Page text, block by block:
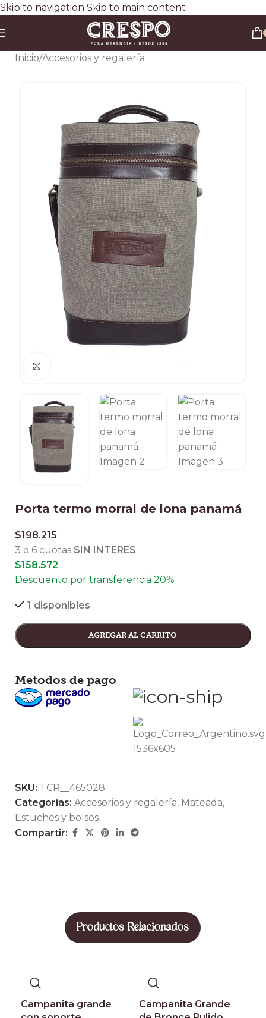
Skip to navigation Skip to main content
Envío gratis a todo el país en compras superiores a $90.000 por Correo Argentino (No
válido en herraduras y clavos)
3 y 6 cuotas sin interés
Descuento ESPECIAL por transferencia bancaria 20%
Inicio/Accesorios y regalería
Porta termo morral de lona panamá
$198.215
3 o 6 cuotas SIN INTERES
$158.572
Descuento por transferencia 20%
1 disponibles
AGREGAR AL CARRITO
Metodos de pago
SKU: TCR__465028
Categorías: Accesorios y regalería, Mateada,
Estuches y bolsos
Compartir:
Productos Relacionados
Campanita grande
Campanita Grande